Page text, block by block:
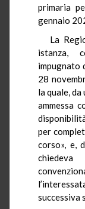
primaria
gennaio
La
istanza,
impugnato
28
la quale,
ammessa
per
corso», e,
successiva